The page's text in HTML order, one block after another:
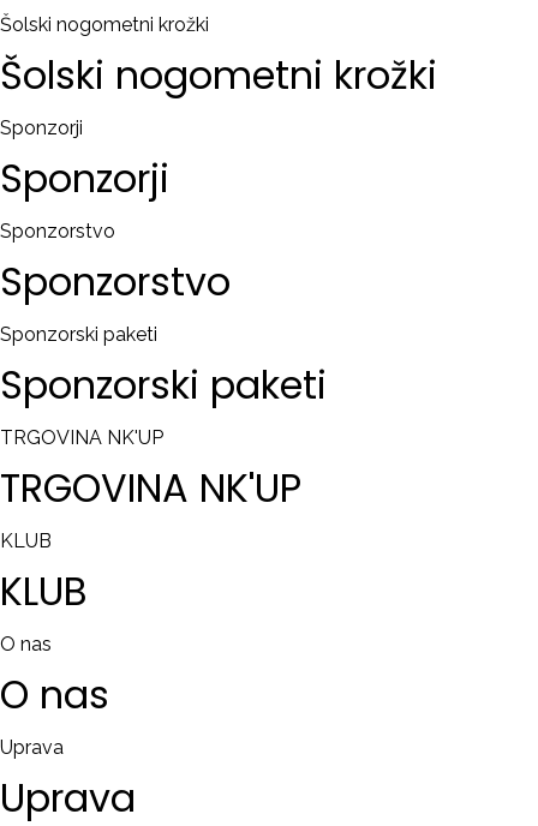
Šolski nogometni krožki
Šolski nogometni krožki
Sponzorji
Sponzorji
Sponzorstvo
Sponzorstvo
Sponzorski paketi
Sponzorski paketi
TRGOVINA NK'UP
TRGOVINA NK'UP
KLUB
KLUB
O nas
O nas
Uprava
Uprava